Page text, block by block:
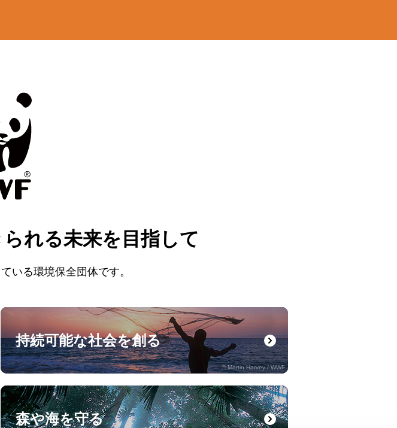
れる未来を目指して
いる環境保全団体です。
持続可能な社会を創る
© Martin Harvey / WWF
森や海を守る